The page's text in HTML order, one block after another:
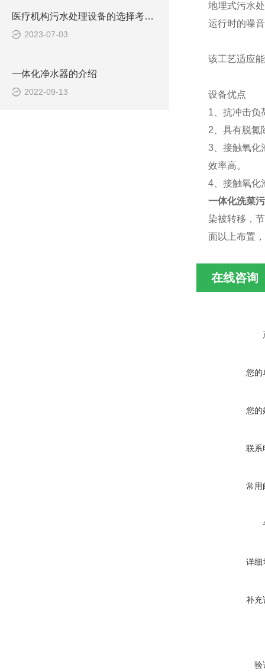
医疗机构污水处理设备的选择考虑了哪些因素？
2023-07-03
一体化净水器的介绍
2022-09-13
地埋式污水
运行时的噪
该工艺适应
设备优点
1、抗冲击负
2、具有脱氮
3、接触氧化
效率高。
4、接触氧化
一体化洗菜
染被转移，
面以上布置
在线咨询
您的
您的
联系
常用
详细
补充
验